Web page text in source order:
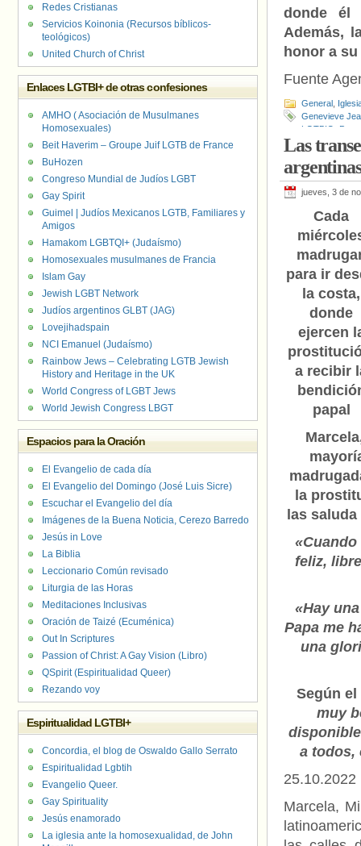
donde él
Además,
honor a
Fuente
General
Genevieve
LGTBIQ
Las
jueves, 3 de
Cada
para ir
la costa,
donde
ejercen
a recibir
papal
la
las
feliz,
«Hay
Papa me
una
Según
muy
a todos,
25.10.2022
Marcela,
Redes Cristianas
Servicios Koinonia (Recursos bíblicos-
teológicos)
United Church of Christ
Enlaces LGTBI+ de otras confesiones
AMHO ( Asociación de Musulmanes
Homosexuales)
Beit Haverim – Groupe Juif LGTB de France
BuHozen
Congreso Mundial de Judíos LGBT
Gay Spirit
Guimel | Judíos Mexicanos LGTB, Familiares y
Amigos
Hamakom LGBTQI+ (Judaísmo)
Homosexuales musulmanes de Francia
Islam Gay
Jewish LGBT Network
Judíos argentinos GLBT (JAG)
Lovejihadspain
NCI Emanuel (Judaísmo)
Rainbow Jews – Celebrating LGTB Jewish
History and Heritage in the UK
World Congress of LGBT Jews
World Jewish Congress LBGT
Espacios para la Oración
El Evangelio de cada día
El Evangelio del Domingo (José Luis Sicre)
Escuchar el Evangelio del día
Imágenes de la Buena Noticia, Cerezo Barredo
Jesús in Love
La Biblia
Leccionario Común revisado
Liturgia de las Horas
Meditaciones Inclusivas
Oración de Taizé (Ecuménica)
Out In Scriptures
Passion of Christ: A Gay Vision (Libro)
QSpirit (Espiritualidad Queer)
Rezando voy
Espiritualidad LGTBI+
Concordia, el blog de Oswaldo Gallo Serrato
Espiritualidad Lgbtih
Evangelio Queer.
Gay Spirituality
Jesús enamorado
La iglesia ante la homosexualidad, de John